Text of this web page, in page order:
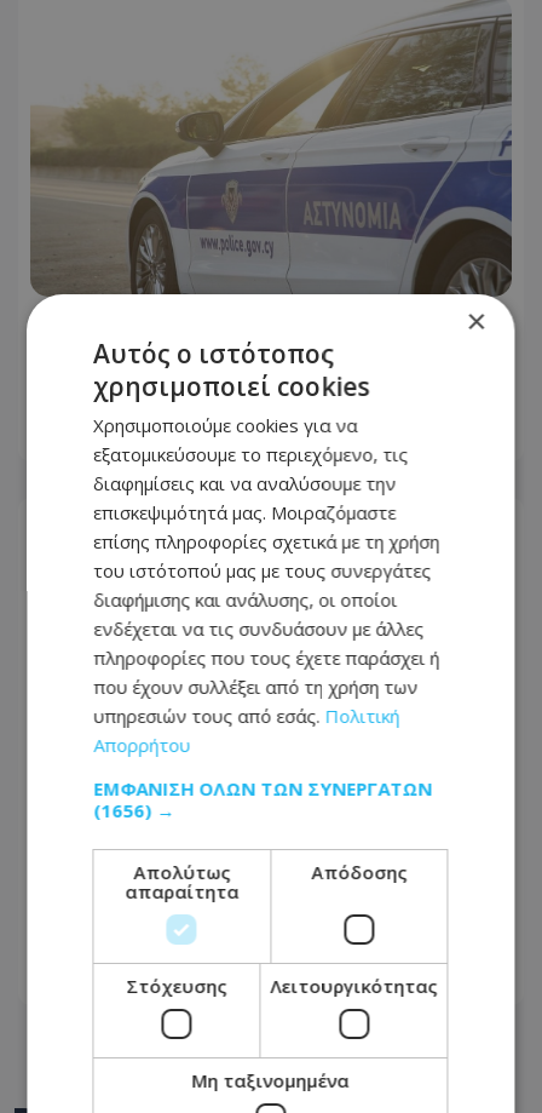
στον αυτοκινητόδρομο λόγω
εργασιών - Δείτε σε ποιο σημείο
07.08.2026 - 12:12
Ώρες αγωνίας: Χάθηκαν τα ίχνη
ηλικιωμένου το σπίτι του στη
Λευκωσία - Φωτογραφία του στη
δημοσιότητα
07.08.2026 - 11:55
×
Αυτός ο ιστότοπος
χρησιμοποιεί cookies
Χρησιμοποιούμε cookies για να
εξατομικεύσουμε το περιεχόμενο, τις
διαφημίσεις και να αναλύσουμε την
επισκεψιμότητά μας. Μοιραζόμαστε
επίσης πληροφορίες σχετικά με τη χρήση
του ιστότοπού μας με τους συνεργάτες
διαφήμισης και ανάλυσης, οι οποίοι
ενδέχεται να τις συνδυάσουν με άλλες
πληροφορίες που τους έχετε παράσχει ή
που έχουν συλλέξει από τη χρήση των
υπηρεσιών τους από εσάς. Πολιτική
Απορρήτου
ΕΜΦΆΝΙΣΗ ΌΛΩΝ ΤΩΝ ΣΥΝΕΡΓΑΤΏΝ
(1656) →
Απολύτως
απαραίτητα
Απόδοσης
Στόχευσης Λειτουργικότητας
Μη ταξινομημένα